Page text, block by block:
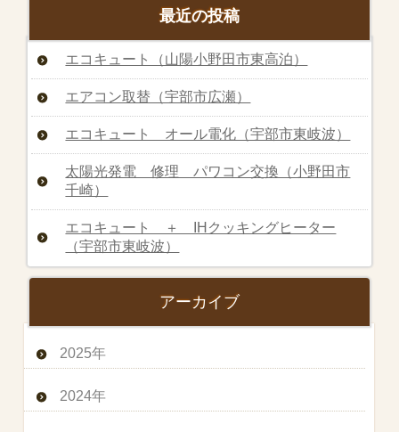
最近の投稿
エコキュート（山陽小野田市東高泊）
エアコン取替（宇部市広瀬）
エコキュート オール電化（宇部市東岐波）
太陽光発電 修理 パワコン交換（小野田市
千崎）
エコキュート ＋ IHクッキングヒーター
（宇部市東岐波）
アーカイブ
2025年
2024年